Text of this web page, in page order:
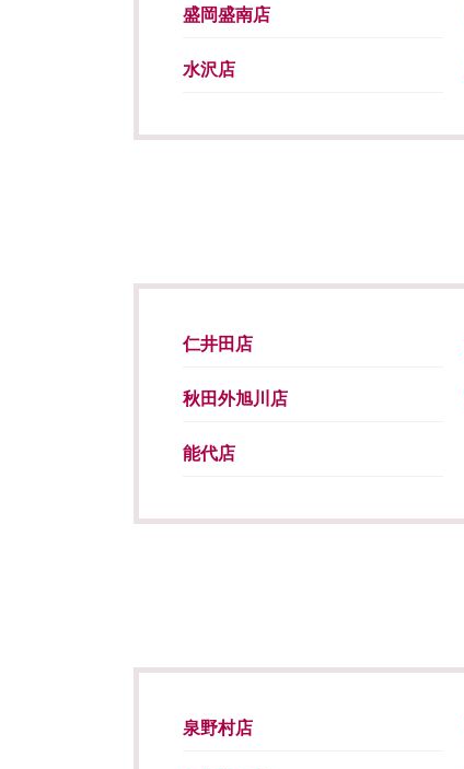
盛岡盛南店
水沢店
仁井田店
秋田外旭川店
能代店
泉野村店